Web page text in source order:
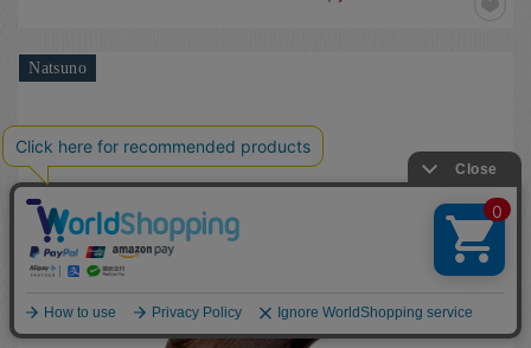
Natsuno